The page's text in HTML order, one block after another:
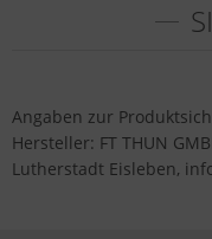
Angaben zur
Hersteller: FT THUN
Lutherstadt Eisleben,